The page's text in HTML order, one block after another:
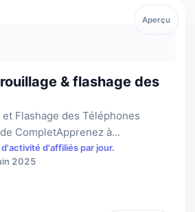
& flashage des
Flashage des Téléphones
CompletApprenez à
de smartphone (Android
d'activité d'affiliés par jour.
2025
Aperçu